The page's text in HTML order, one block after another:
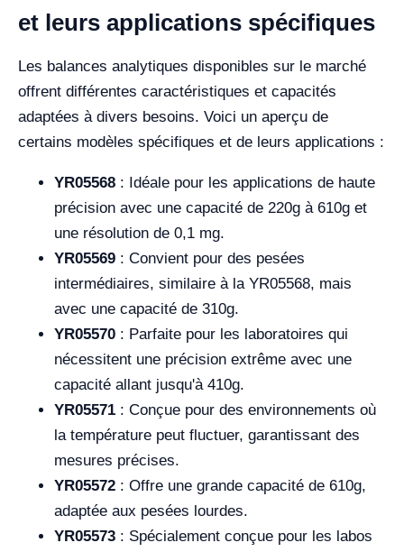
et leurs applications spécifiques
Les balances analytiques disponibles sur le marché
offrent différentes caractéristiques et capacités
adaptées à divers besoins. Voici un aperçu de
certains modèles spécifiques et de leurs applications :
YR05568 : Idéale pour les applications de haute
précision avec une capacité de 220g à 610g et
une résolution de 0,1 mg.
YR05569 : Convient pour des pesées
intermédiaires, similaire à la YR05568, mais
avec une capacité de 310g.
YR05570 : Parfaite pour les laboratoires qui
nécessitent une précision extrême avec une
capacité allant jusqu'à 410g.
YR05571 : Conçue pour des environnements où
la température peut fluctuer, garantissant des
mesures précises.
YR05572 : Offre une grande capacité de 610g,
adaptée aux pesées lourdes.
YR05573 : Spécialement conçue pour les labos